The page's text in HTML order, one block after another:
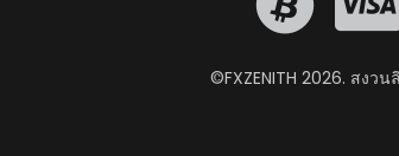
©FXZENITH 2026. สงว